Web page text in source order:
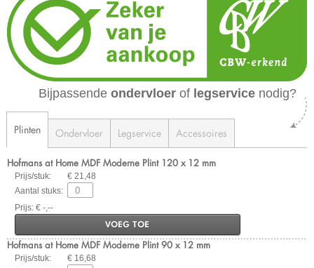
Bijpassende ondervloer of legservice nodig?
Plinten Ondervloer Legservice Accessoires
Hofmans at Home MDF Moderne Plint 120 x 12 mm
Prijs/stuk:
€ 21,48
Aantal stuks:
Prijs: € -,--
VOEG TOE
Hofmans at Home MDF Moderne Plint 90 x 12 mm
Prijs/stuk:
€ 16,68